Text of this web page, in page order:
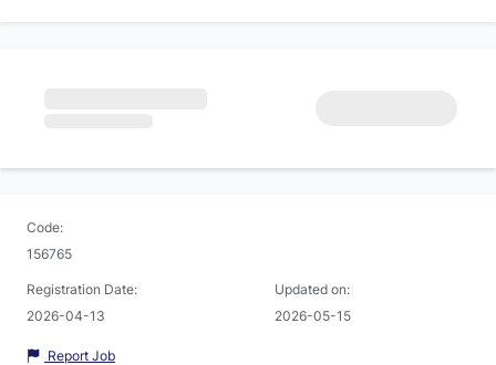
Code:
156765
Registration Date:
2026-04-13
Updated on:
2026-05-15
Report Job